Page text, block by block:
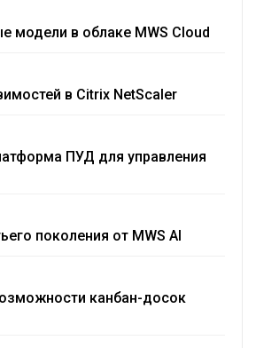
модели в облаке MWS Cloud
в Citrix NetScaler
ПУД для управления
поколения от MWS AI
канбан-досок